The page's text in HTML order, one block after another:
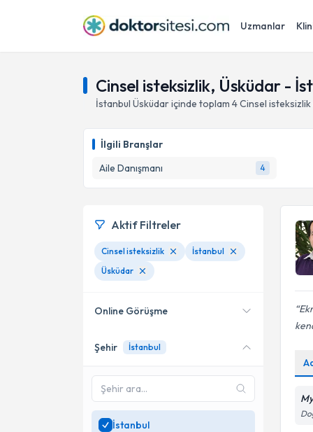
Uzmanlar
Cinsel isteksizlik, Üsküdar -
İstanbul Üsküdariçinde toplam 4Cinsel isteksizlik
İlgili Branşlar
Aile Danışmanı
4
Aktif Filtreler
Cinsel isteksizlik
İstanbul
Üsküdar
Online Görüşme
Online danışmanlık sunan
Sadeceİstanbul
uzman ara
Şehir İstanbul
İstanbul